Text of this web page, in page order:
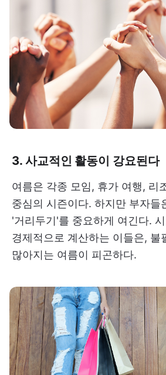
3. 사교적인 활동이 강요된다
여름은 각종 모임, 휴가 여행, 리
중심의 시즌이다. 하지만 부자들
'거리두기'를 중요하게 여긴다.
경제적으로 계산하는 이들은, 불
많아지는 여름이 피곤하다.